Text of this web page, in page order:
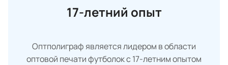
17-летний опыт
Оптполиграф является лидером в области
оптовой печати футболок с 17-летним опытом